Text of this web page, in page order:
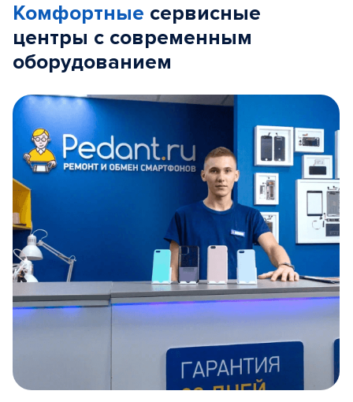
Комфортные сервисные
центры с современным
оборудованием